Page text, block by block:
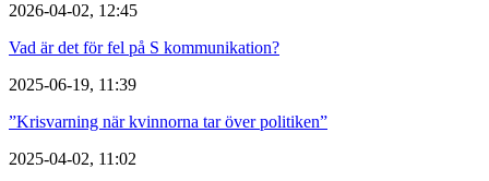
2026-04-02, 12:45
Vad är det för fel på S kommunikation?
2025-06-19, 11:39
”Krisvarning när kvinnorna tar över politiken”
2025-04-02, 11:02